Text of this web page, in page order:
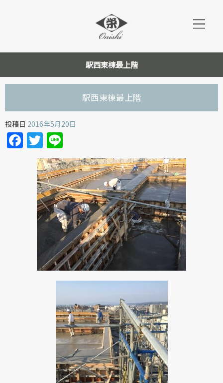
駅西東棟最上階
駅西東棟最上階
投稿日 2016年5月20日
Facebook
Twitter